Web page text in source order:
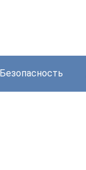
Безопасность